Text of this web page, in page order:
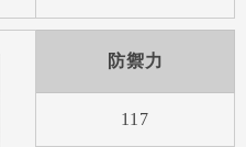
防禦力
117